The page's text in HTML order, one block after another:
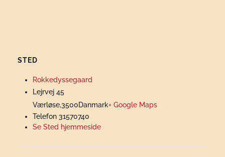
STED
Rokkedyssegaard
Lejrvej 45
Værløse,3500Danmark+ Google Maps
Telefon 31570740
Se Sted hjemmeside